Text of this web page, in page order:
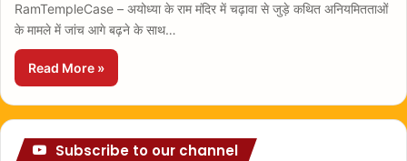
RamTempleCase – अयोध्या के राम मंदिर में चढ़ावा से जुड़े कथित अनियमितताओं
के मामले में जांच आगे बढ़ने के साथ…
Read More »
Subscribe to our channel